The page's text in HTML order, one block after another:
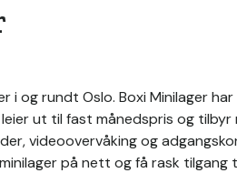
i og rundt Oslo. Boxi Minilager
ut til fast månedspris og
videoovervåking og
på nett og få rask tilgang